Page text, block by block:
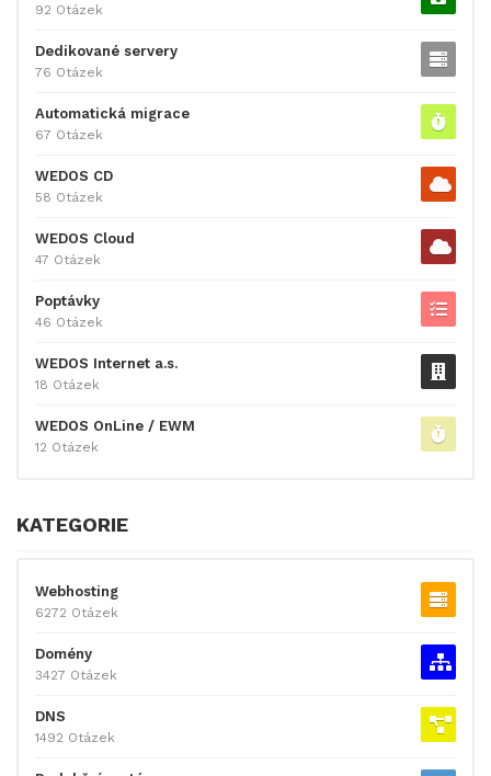
92 Otázek
Dedikované servery
76 Otázek
Automatická migrace
67 Otázek
WEDOS CD
58 Otázek
WEDOS Cloud
47 Otázek
Poptávky
46 Otázek
WEDOS Internet a.s.
18 Otázek
WEDOS OnLine / EWM
12 Otázek
KATEGORIE
Webhosting
6272 Otázek
Domény
3427 Otázek
DNS
1492 Otázek